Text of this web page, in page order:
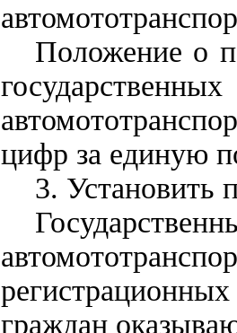
Положение о
цифр за единую
3. Установить
граждан